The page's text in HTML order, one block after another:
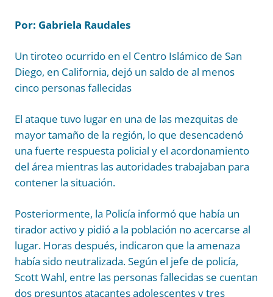
Por: Gabriela Raudales
Un tiroteo ocurrido en el Centro Islámico de San
Diego, en California, dejó un saldo de al menos
cinco personas fallecidas
El ataque tuvo lugar en una de las mezquitas de
mayor tamaño de la región, lo que desencadenó
una fuerte respuesta policial y el acordonamiento
del área mientras las autoridades trabajaban para
contener la situación.
Posteriormente, la Policía informó que había un
tirador activo y pidió a la población no acercarse al
lugar. Horas después, indicaron que la amenaza
había sido neutralizada. Según el jefe de policía,
Scott Wahl, entre las personas fallecidas se cuentan
dos presuntos atacantes adolescentes y tres